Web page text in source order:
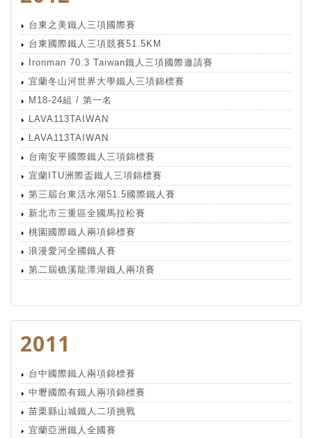
台東之美鐵人三項國際賽
台東國際鐵人三項競賽51.5KM
Ironman 70.3 Taiwan鐵人三項國際邀請賽
宜蘭冬山河世界大學鐵人三項錦標賽
M18-24組 / 第一名
LAVA113TAIWAN
LAVA113TAIWAN
台南安平國際鐵人三項錦標賽
宜蘭ITU洲際盃鐵人三項錦標賽
第三屆台東活水湖51.5國際鐵人賽
新北市三重區全國馬拉松賽
桃園國際鐵人兩項錦標賽
浪漫愛河全國鐵人賽
第二屆礁溪龍潭湖鐵人兩項賽
2011
台中國際鐵人兩項錦標賽
中壢國際有鐵人兩項錦標賽
苗栗縣山城鐵人二項挑戰
宜蘭亞洲鐵人全國賽